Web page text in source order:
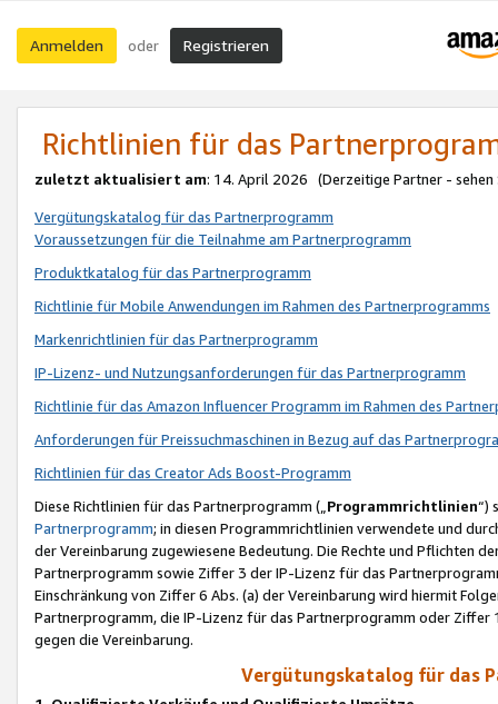
Anmelden oder Registrieren
Richtlinien für das
zuletzt aktualisiert am: 14. April 2026 (Derzeitige Partner - sehen
Vergütungskatalog für das Partnerprogramm
Voraussetzungen für die Teilnahme am Partnerprogramm
Produktkatalog für das Partnerprogramm
Richtlinie für Mobile Anwendungen im Rahmen des Partnerprogramms
Markenrichtlinien für das Partnerprogramm
IP-Lizenz- und Nutzungsanforderungen für das Partnerprogramm
Richtlinie für das Amazon Influencer Programm im Rahmen des
Anforderungen für Preissuchmaschinen in Bezug auf das
Richtlinien für das Creator Ads Boost-Programm
Diese Richtlinien für das Partnerprogramm („Programmrichtlinien“)
Partnerprogramm; in diesen Programmrichtlinien verwendete und
der Vereinbarung zugewiesene Bedeutung. Die Rechte und Pflichten
Partnerprogramm sowie Ziffer 3 der IP-Lizenz für das
Einschränkung von Ziffer 6 Abs. (a) der Vereinbarung wird hiermit
Partnerprogramm, die IP-Lizenz für das Partnerprogramm oder
gegen die Vereinbarung.
Vergütungskatalog für das